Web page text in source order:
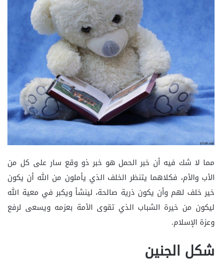
مما لا شك فيه أن خبر الحمل هو خبر ذو وقع سار على كل من
الأب والأم، فكلاهما يتنظر الخلف الذي يأملون من الله أن يكون
خير خلف لهم وأن يكون ذرية صالحة، لينشأ ويكبر في معية الله
ليكون من خيرة الشباب الذي تقوى الأمة بعزمه ويسعى لرفع
وعزة الإسلام.
شكل الجنين